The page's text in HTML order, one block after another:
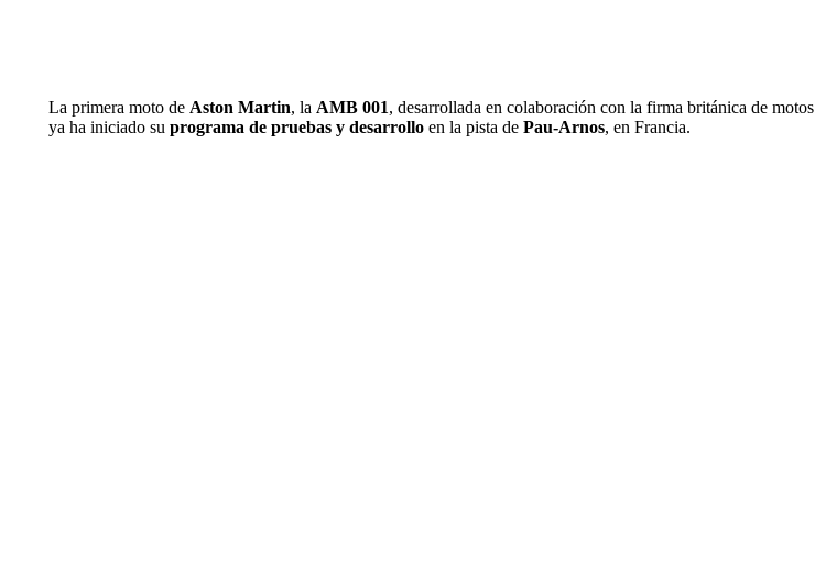
La primera moto de Aston Martin, la AMB 001, desarrollada en colaboración con la firma británica de motos
ya ha iniciado su programa de pruebas y desarrollo en la pista de Pau-Arnos, en Francia.